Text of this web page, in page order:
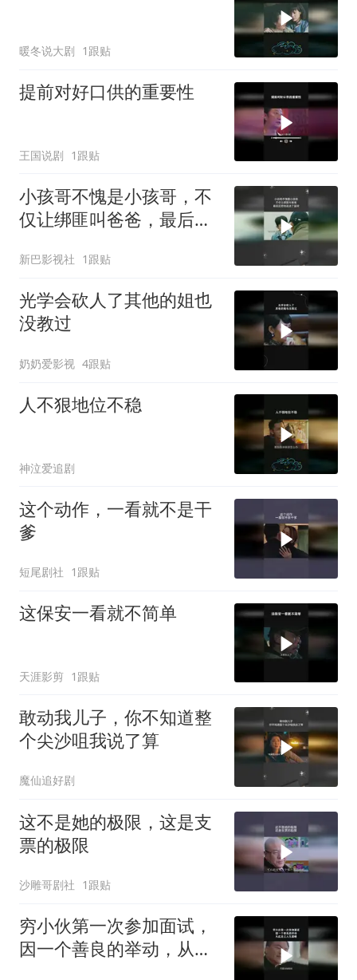
暖冬说大剧 1跟贴
提前对好口供的重要性
王国说剧 1跟贴
小孩哥不愧是小孩哥，不
仅让绑匪叫爸爸，最后还
新巴影视社 1跟贴
光学会砍人了其他的姐也
没教过
奶奶爱影视 4跟贴
人不狠地位不稳
神泣爱追剧
这个动作，一看就不是干
爹
短尾剧社 1跟贴
这保安一看就不简单
天涯影剪 1跟贴
敢动我儿子，你不知道整
个尖沙咀我说了算
魔仙追好剧
这不是她的极限，这是支
票的极限
沙雕哥剧社 1跟贴
穷小伙第一次参加面试，
因一个善良的举动，从此